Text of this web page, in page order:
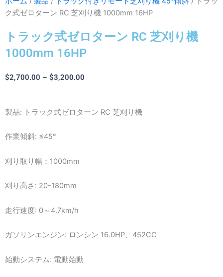
ク式ゼロターン RC 芝刈り機 1000mm 16HP
トラック式ゼロターン RC 芝刈り機
1000mm 16HP
$2,700.00 – $3,200.00
$2,700.00
製品: トラック式ゼロターン RC 芝刈り機
作業傾斜: ≤45°
刈り取り幅：1000mm
刈り高さ: 20-180mm
走行速度: 0～4.7km/h
ガソリンエンジン: ロンシン 16.0HP、452CC
始動システム: 電動始動